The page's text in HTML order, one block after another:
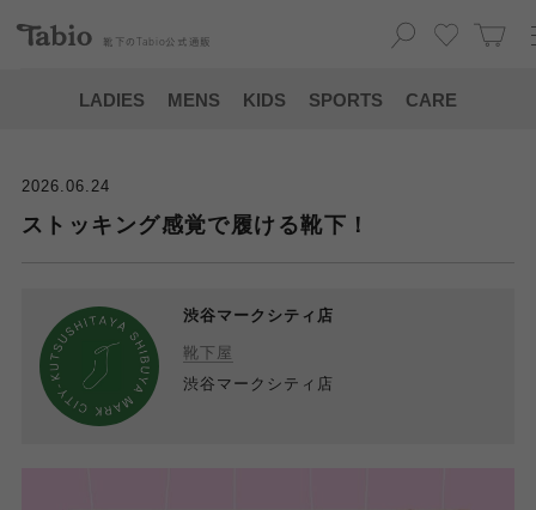
靴下の Tabio 公式通販
LADIES MENS KIDS SPORTS CARE
2026.06.24
ストッキング感覚で履ける靴下！
渋谷マークシティ店
靴下屋
渋谷マークシティ店